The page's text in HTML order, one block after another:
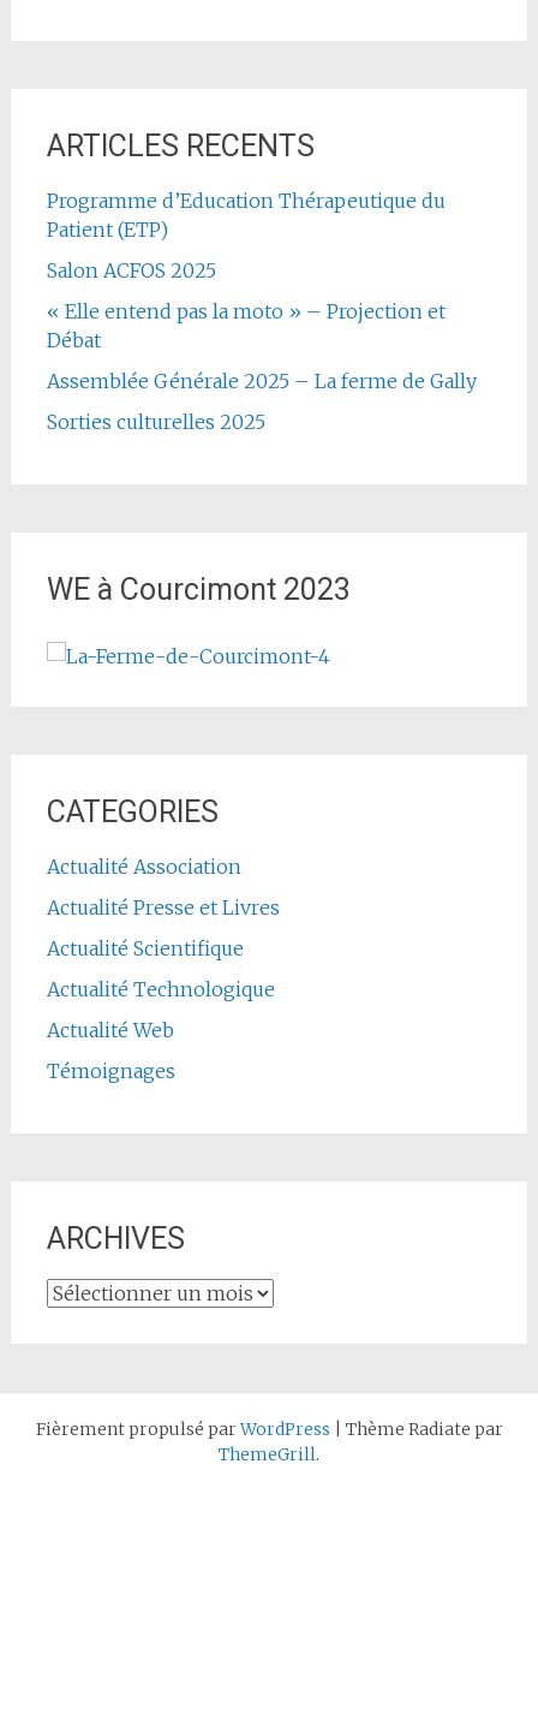
ARTICLES RECENTS
Programme d’Education Thérapeutique du
Patient (ETP)
Salon ACFOS 2025
« Elle entend pas la moto » – Projection et
Débat
Assemblée Générale 2025 – La ferme de Gally
Sorties culturelles 2025
WE à Courcimont 2023
CATEGORIES
Actualité Association
Actualité Presse et Livres
Actualité Scientifique
Actualité Technologique
Actualité Web
Témoignages
ARCHIVES
ARCHIVES
Fièrement propulsé parWordPress
Thème Radiate par
ThemeGrill.